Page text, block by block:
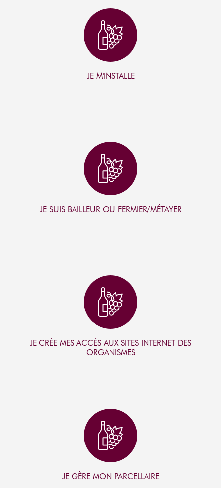
I
C
O
N
JE M'INSTALLE
I
C
O
N
JE SUIS BAILLEUR OU FERMIER/MÉTAYER
I
C
O
N
JE CRÉE MES ACCÈS AUX SITES INTERNET DES
ORGANISMES
I
C
O
N
JE GÈRE MON PARCELLAIRE